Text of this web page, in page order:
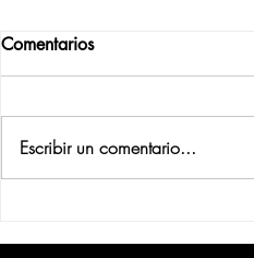
control de Caja Rural-Alea
Comentarios
Escribir un comentario...